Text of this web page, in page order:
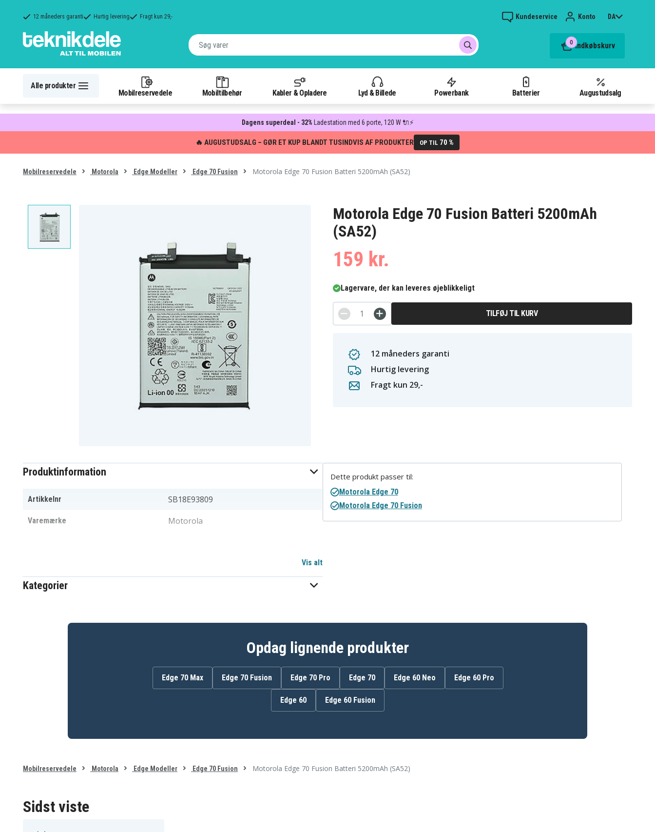
12 måneders garanti Hurtig levering Fragt kun 29,- Kundeservice Konto DA
0 Indkøbskurv
Alle produkter
Mobilreservedele Mobiltilbehør Kabler & Opladere Lyd & Billede Powerbank Batterier Augustudsalg
Dagens superdeal - 32% Ladestation med 6 porte, 120 W 🔌⚡
🔥 AUGUSTUDSALG – GØR ET KUP BLANDT TUSINDVIS AF PRODUKTER OP TIL 70 %
Mobilreservedele Motorola Edge Modeller Edge 70 Fusion Motorola Edge 70 Fusion Batteri 5200mAh (SA52)
Motorola Edge 70 Fusion Batteri 5200mAh
(SA52)
159 kr.
Lagervare, der kan leveres øjeblikkeligt
TILFØJ TIL KURV
12 måneders garanti
Hurtig levering
Fragt kun 29,-
Produktinformation
Artikkelnr SB18E93809
Varemærke Motorola
Vis alt
Kategorier
Dette produkt passer til:
Motorola Edge 70
Motorola Edge 70 Fusion
Opdag lignende produkter
Edge 70 Max Edge 70 Fusion Edge 70 Pro Edge 70 Edge 60 Neo Edge 60 Pro
Edge 60 Edge 60 Fusion
Mobilreservedele Motorola Edge Modeller Edge 70 Fusion Motorola Edge 70 Fusion Batteri 5200mAh (SA52)
Sidst viste